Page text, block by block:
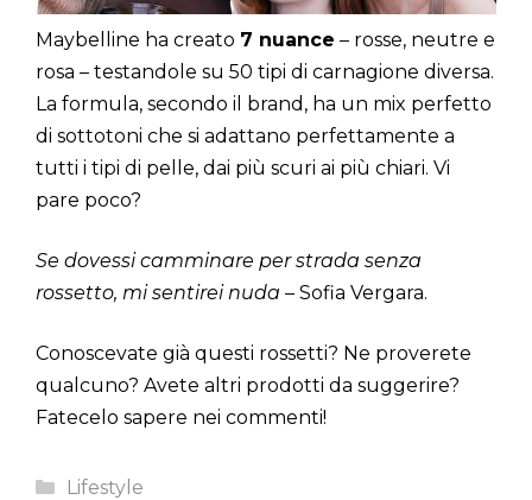
Maybelline ha creato 7 nuance – rosse, neutre e
rosa – testandole su 50 tipi di carnagione diversa.
La formula, secondo il brand, ha un mix perfetto
di sottotoni che si adattano perfettamente a
tutti i tipi di pelle, dai più scuri ai più chiari. Vi
pare poco?
Se dovessi camminare per strada senza
rossetto, mi sentirei nuda – Sofia Vergara.
Conoscevate già questi rossetti? Ne proverete
qualcuno? Avete altri prodotti da suggerire?
Fatecelo sapere nei commenti!
Categorie
Lifestyle